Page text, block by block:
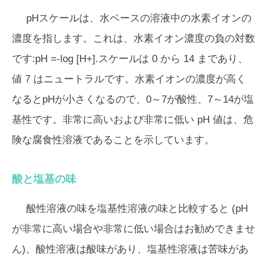
pHスケールは、水ベースの溶液中の水素イオンの
濃度を指します。これは、水素イオン濃度の負の対数
です:pH =-log [H+].スケールは 0 から 14 まであり、
値 7 はニュートラルです。水素イオンの濃度が高く
なるとpHが小さくなるので、0～7が酸性、7～14が塩
基性です。非常に高いおよび非常に低い pH 値は、危
険な腐食性溶液であることを示しています。
酸と塩基の味
酸性溶液の味を塩基性溶液の味と比較すると (pH
が非常に高い場合や非常に低い場合はお勧めできませ
ん)、酸性溶液は酸味があり、塩基性溶液は苦味があ